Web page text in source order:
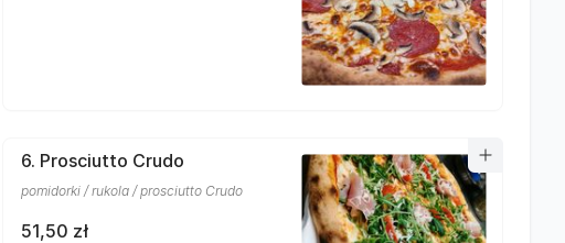
6. Prosciutto Crudo
pomidorki / rukola / prosciutto Crudo
51,50 zł